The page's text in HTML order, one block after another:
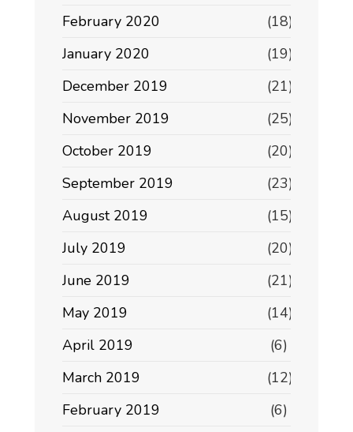
February 2020
(18)
January 2020
(19)
December 2019
(21)
November 2019
(25)
October 2019
(20)
September 2019
(23)
August 2019
(15)
July 2019
(20)
June 2019
(21)
May 2019
(14)
April 2019
(6)
March 2019
(12)
February 2019
(6)